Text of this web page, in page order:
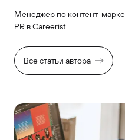
Менеджер по контент-
PR в Careerist
Все статьи автора